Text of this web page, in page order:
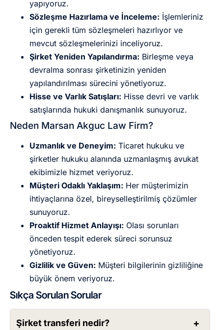
yapıyoruz.
Sözleşme Hazırlama ve İnceleme: İşlemleriniz
için gerekli tüm sözleşmeleri hazırlıyor ve
mevcut sözleşmelerinizi inceliyoruz.
Şirket Yeniden Yapılandırma: Birleşme veya
devralma sonrası şirketinizin yeniden
yapılandırılması sürecini yönetiyoruz.
Hisse ve Varlık Satışları: Hisse devri ve varlık
satışlarında hukuki danışmanlık sunuyoruz.
Neden Marsan Akguc Law Firm?
Uzmanlık ve Deneyim: Ticaret hukuku ve
şirketler hukuku alanında uzmanlaşmış avukat
ekibimizle hizmet veriyoruz.
Müşteri Odaklı Yaklaşım: Her müşterimizin
ihtiyaçlarına özel, bireyselleştirilmiş çözümler
sunuyoruz.
Proaktif Hizmet Anlayışı: Olası sorunları
önceden tespit ederek süreci sorunsuz
yönetiyoruz.
Gizlilik ve Güven: Müşteri bilgilerinin gizliliğine
büyük önem veriyoruz.
Sıkça Sorulan Sorular
Şirket transferi nedir?